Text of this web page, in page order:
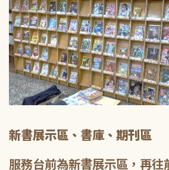
新書展示區、書庫、期刊區
服務台前為新書展示區，再往